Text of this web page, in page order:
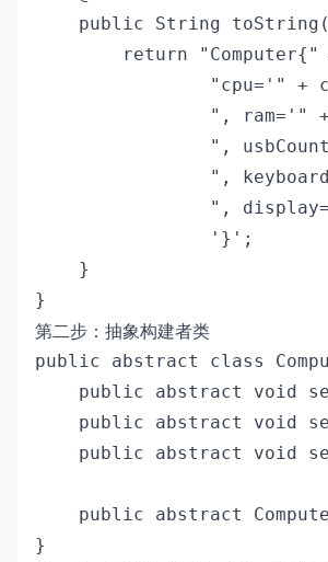
public String
return "Computer{"
"cpu='" +
", ram='"
",
",
",
                '}';
    }
}
第二步：抽象构建者类
public abstract class
public abstract void
public abstract void
public abstract void
public abstract
}